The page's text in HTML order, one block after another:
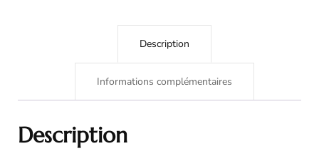
Description
Informations complémentaires
Description